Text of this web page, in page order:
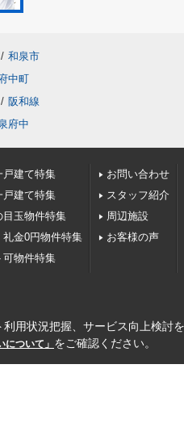
/ 和泉市
中町
/ 阪和線
府中
戸建て特集
戸建て特集
目玉物件特集
礼金0円物件特集
可物件特集
お問い合わせ
スタッフ紹介
周辺施設
お客様の声
用状況把握、サービス向上検討
について」 をご確認ください。